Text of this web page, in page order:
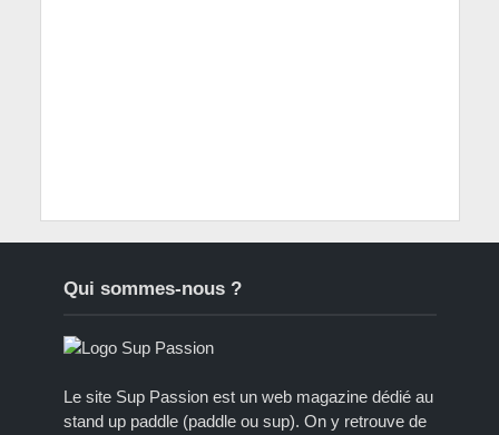
Qui sommes-nous ?
Le site Sup Passion est un web magazine dédié au
stand up paddle (paddle ou sup). On y retrouve de